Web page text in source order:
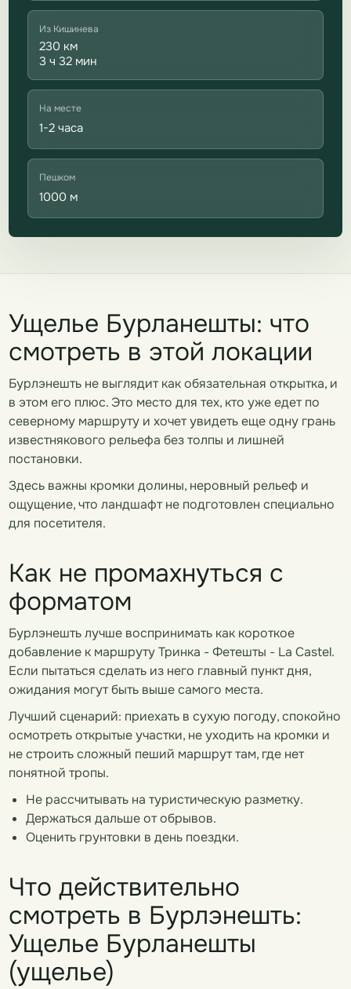
Из Кишинева
230 км
3 ч 32 мин
На месте
1-2 часа
Пешком
1000 м
Ущелье Бурланешты: что
смотреть в этой локации
Бурлэнешть не выглядит как обязательная открытка, и
в этом его плюс. Это место для тех, кто уже едет по
северному маршруту и хочет увидеть еще одну грань
известнякового рельефа без толпы и лишней
постановки.
Здесь важны кромки долины, неровный рельеф и
ощущение, что ландшафт не подготовлен специально
для посетителя.
Как не промахнуться с
форматом
Бурлэнешть лучше воспринимать как короткое
добавление к маршруту Тринка - Фетешты - La Castel.
Если пытаться сделать из него главный пункт дня,
ожидания могут быть выше самого места.
Лучший сценарий: приехать в сухую погоду, спокойно
осмотреть открытые участки, не уходить на кромки и
не строить сложный пеший маршрут там, где нет
понятной тропы.
Не рассчитывать на туристическую разметку.
Держаться дальше от обрывов.
Оценить грунтовки в день поездки.
Что действительно
смотреть в Бурлэнешть:
Ущелье Бурланешты
(ущелье)